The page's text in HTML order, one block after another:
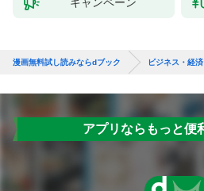
キャンペーン
漫画無料試し読みならdブック ビジネス・経済
アプリならもっと便